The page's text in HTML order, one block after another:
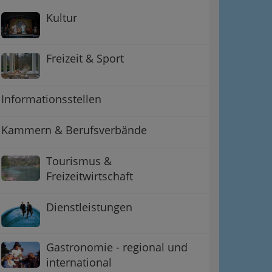
Kultur
Freizeit & Sport
Informationsstellen
Kammern & Berufsverbände
Tourismus &
Freizeitwirtschaft
Dienstleistungen
Gastronomie - regional und
international